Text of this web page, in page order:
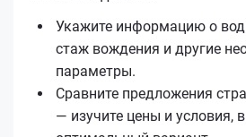
Укажите информацию о
стаж вождения и другие
параметры.
Сравните предложения
— изучите цены и условия,